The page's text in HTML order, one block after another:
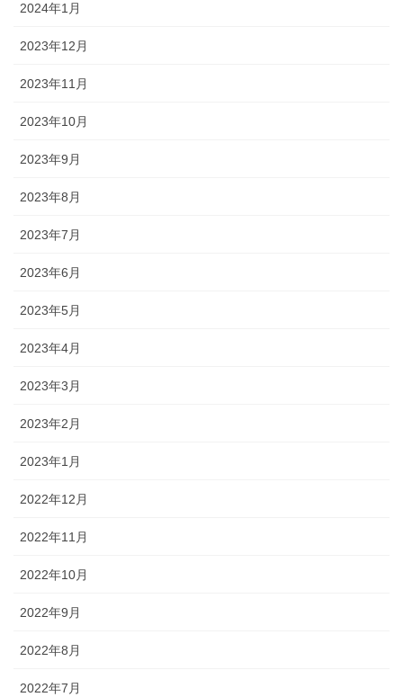
2024年1月
2023年12月
2023年11月
2023年10月
2023年9月
2023年8月
2023年7月
2023年6月
2023年5月
2023年4月
2023年3月
2023年2月
2023年1月
2022年12月
2022年11月
2022年10月
2022年9月
2022年8月
2022年7月